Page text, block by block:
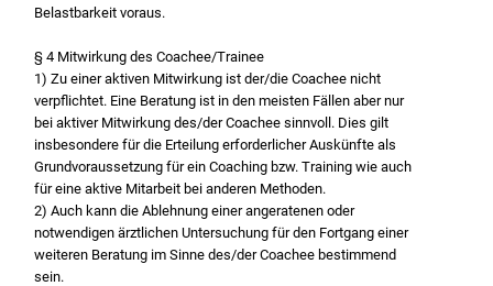
Belastbarkeit voraus.
§ 4 Mitwirkung des Coachee/Trainee
1) Zu einer aktiven Mitwirkung ist der/die Coachee nicht
verpflichtet. Eine Beratung ist in den meisten Fällen aber nur
bei aktiver Mitwirkung des/der Coachee sinnvoll. Dies gilt
insbesondere für die Erteilung erforderlicher Auskünfte als
Grundvoraussetzung für ein Coaching bzw. Training wie auch
für eine aktive Mitarbeit bei anderen Methoden.
2) Auch kann die Ablehnung einer angeratenen oder
notwendigen ärztlichen Untersuchung für den Fortgang einer
weiteren Beratung im Sinne des/der Coachee bestimmend
sein.